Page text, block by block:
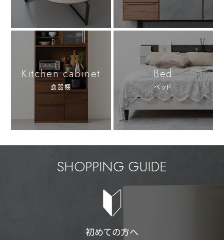
Kitchen cabinet
食器棚
Bed
ベッド
SHOPPING GUIDE
初めての方へ